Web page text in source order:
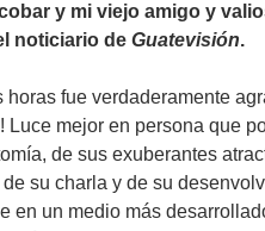
y mi viejo amigo y
noticiario de Guatevisión.
fue verdaderamente
mejor en persona que
de sus exuberantes
su charla y de su
en un medio más